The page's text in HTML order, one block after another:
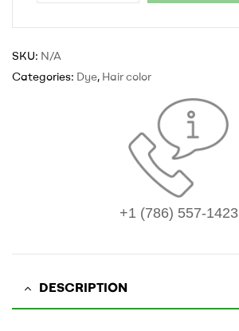
SKU: N/A
Categories: Dye, Hair color
+1 (786) 557-1423
DESCRIPTION